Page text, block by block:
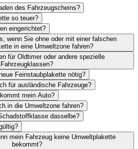
des Fahrzeugscheins?
so teuer?
eingerichtet?
wenn Sie ohne oder mit einer falschen
in eine Umweltzone fahren?
für Oldtimer oder andere spezielle
Fahrzeugklassen?
Feinstaubplakette nötig?
für ausländische Fahrzeuge?
mein Auto?
in die Umweltzone fahren?
dasselbe?
mein Fahrzeug keine Umweltplakette
bekommt?